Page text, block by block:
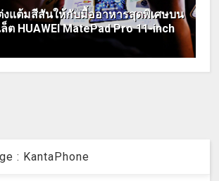
งแต้มสีสันให้กับมื้ออาหารสุดพิเศษบน
ต HUAWEI MatePad Pro 11-inch
: KantaPhone